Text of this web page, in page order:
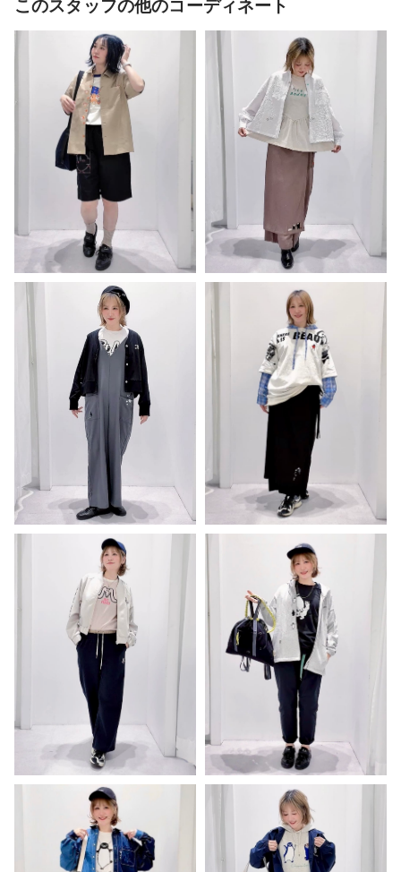
このスタッフの他のコーディネート